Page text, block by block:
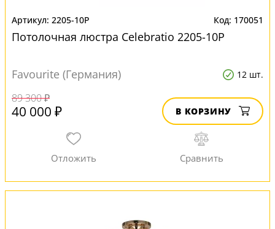
2205-10P 170051
Потолочная люстра Сelebratio 2205-10P
Favourite (Германия) 12 шт.
89 300 ₽
40 000 ₽ В КОРЗИНУ